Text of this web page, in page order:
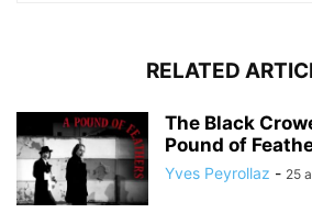
RELATED
The Black
Pound of
Yves Peyrollaz - 25